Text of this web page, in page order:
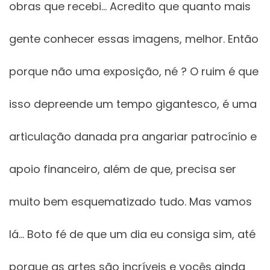
obras que recebi… Acredito que quanto mais
gente conhecer essas imagens, melhor. Então
porque não uma exposição, né ? O ruim é que
isso depreende um tempo gigantesco, é uma
articulação danada pra angariar patrocínio e
apoio financeiro, além de que, precisa ser
muito bem esquematizado tudo. Mas vamos
lá… Boto fé de que um dia eu consiga sim, até
porque as artes são incríveis e vocês ainda